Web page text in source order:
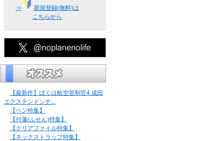
⇒
新規登録(無料)は
こちらから
【最新作】ぼくは航空管制官4 成田
エクステンドシナ...
【ペン特集】
【付箋(ふせん)特集】
【クリアファイル特集】
【ネックストラップ特集】